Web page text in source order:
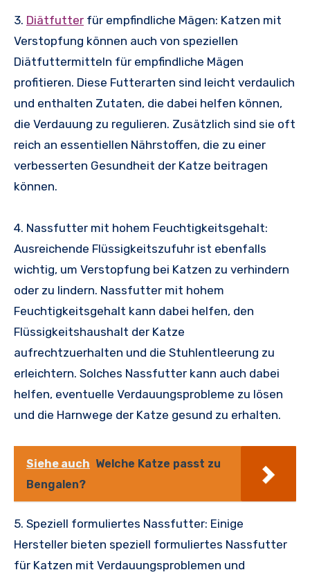
3. Diätfutter für empfindliche Mägen: Katzen mit
Verstopfung können auch von speziellen
Diätfuttermitteln für empfindliche Mägen
profitieren. Diese Futterarten sind leicht verdaulich
und enthalten Zutaten, die dabei helfen können,
die Verdauung zu regulieren. Zusätzlich sind sie oft
reich an essentiellen Nährstoffen, die zu einer
verbesserten Gesundheit der Katze beitragen
können.
4. Nassfutter mit hohem Feuchtigkeitsgehalt:
Ausreichende Flüssigkeitszufuhr ist ebenfalls
wichtig, um Verstopfung bei Katzen zu verhindern
oder zu lindern. Nassfutter mit hohem
Feuchtigkeitsgehalt kann dabei helfen, den
Flüssigkeitshaushalt der Katze
aufrechtzuerhalten und die Stuhlentleerung zu
erleichtern. Solches Nassfutter kann auch dabei
helfen, eventuelle Verdauungsprobleme zu lösen
und die Harnwege der Katze gesund zu erhalten.
Siehe auch Welche Katze passt zu
Bengalen?
5. Speziell formuliertes Nassfutter: Einige
Hersteller bieten speziell formuliertes Nassfutter
für Katzen mit Verdauungsproblemen und